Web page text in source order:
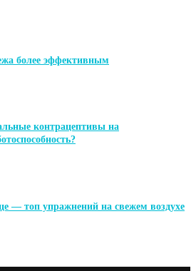
более эффективным
контрацептивы на
— топ упражнений на свежем воздухе